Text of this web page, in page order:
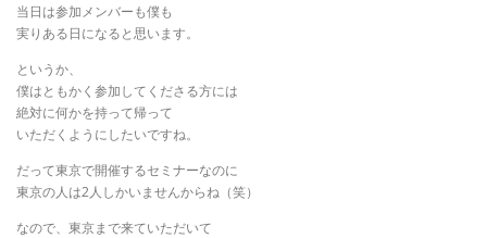
当日は参加メンバーも僕も
実りある日になると思います。
というか、
僕はともかく参加してくださる方には
絶対に何かを持って帰って
いただくようにしたいですね。
だって東京で開催するセミナーなのに
東京の人は2人しかいませんからね（笑）
なので、東京まで来ていただいて